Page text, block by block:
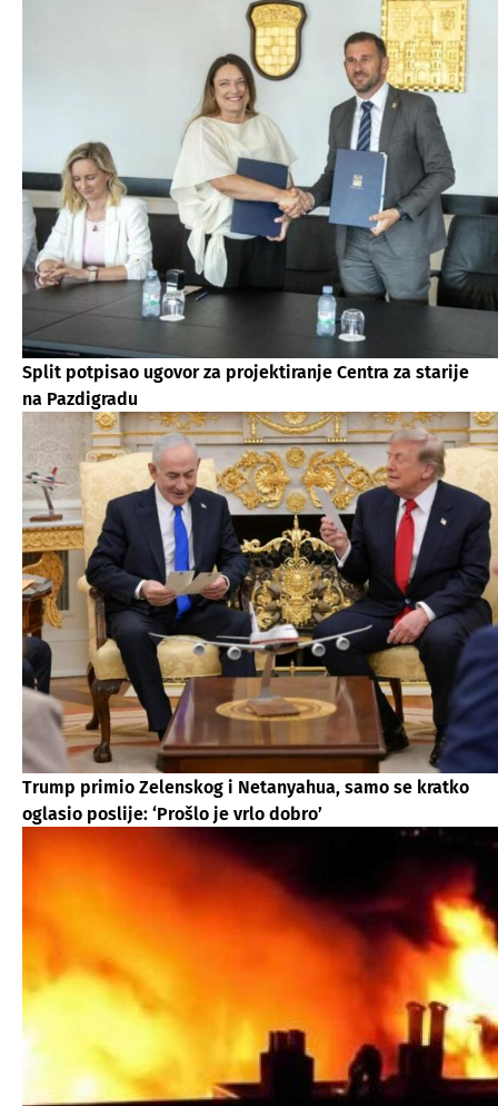
Split potpisao ugovor za projektiranje Centra za starije
na Pazdigradu
Trump primio Zelenskog i Netanyahua, samo se kratko
oglasio poslije: ‘Prošlo je vrlo dobro’